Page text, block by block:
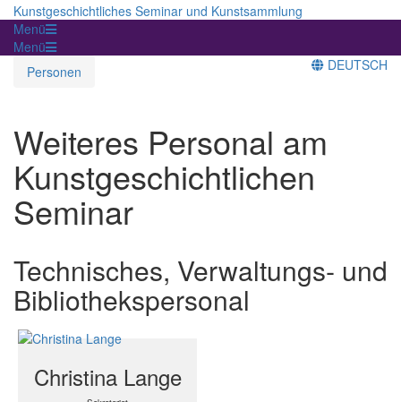
Kunstgeschichtliches Seminar und Kunstsammlung
Menü
Menü
Personen
DEUTSCH
Weiteres Personal am
Kunstgeschichtlichen
Seminar
Technisches, Verwaltungs‐ und
Bibliothekspersonal
Christina Lange